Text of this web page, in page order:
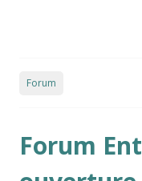
Forum
Forum